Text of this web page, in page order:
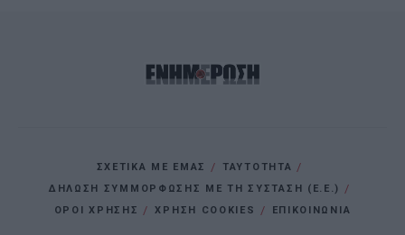
ΣΧΕΤΙΚΑ ΜΕ ΕΜΑΣ
ΤΑΥΤΟΤΗΤΑ
ΔΗΛΩΣΗ ΣΥΜΜΟΡΦΩΣΗΣ ΜΕ ΤΗ ΣΥΣΤΑΣΗ (Ε.Ε.)
ΌΡΟΙ ΧΡΗΣΗΣ
ΧΡΗΣΗ COOKIES ΕΠΙΚΟΙΝΩΝΙΑ